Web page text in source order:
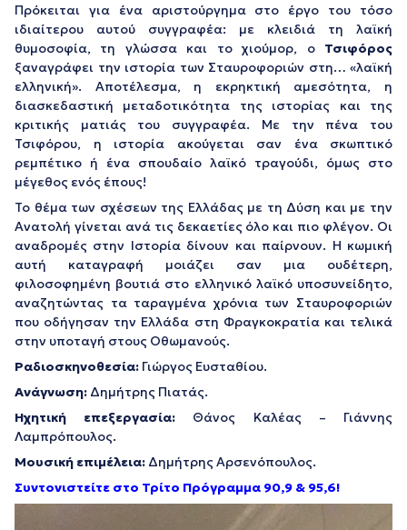
Πρόκειται για ένα αριστούργημα στο έργο του τόσο
ιδιαίτερου αυτού συγγραφέα: με κλειδιά τη λαϊκή
θυμοσοφία, τη γλώσσα και το χιούμορ, ο Τσιφόρος
ξαναγράφει την ιστορία των Σταυροφοριών στη… «λαϊκή
ελληνική». Αποτέλεσμα, η εκρηκτική αμεσότητα, η
διασκεδαστική μεταδοτικότητα της ιστορίας και της
κριτικής ματιάς του συγγραφέα. Με την πένα του
Τσιφόρου, η ιστορία ακούγεται σαν ένα σκωπτικό
ρεμπέτικο ή ένα σπουδαίο λαϊκό τραγούδι, όμως στο
μέγεθος ενός έπους!
Το θέμα των σχέσεων της Ελλάδας με τη Δύση και με την
Ανατολή γίνεται ανά τις δεκαετίες όλο και πιο φλέγον. Οι
αναδρομές στην Ιστορία δίνουν και παίρνουν. Η κωμική
αυτή καταγραφή μοιάζει σαν μια ουδέτερη,
φιλοσοφημένη βουτιά στο ελληνικό λαϊκό υποσυνείδητο,
αναζητώντας τα ταραγμένα χρόνια των Σταυροφοριών
που οδήγησαν την Ελλάδα στη Φραγκοκρατία και τελικά
στην υποταγή στους Οθωμανούς.
Ραδιοσκηνοθεσία: Γιώργος Ευσταθίου.
Ανάγνωση: Δημήτρης Πιατάς.
Ηχητική επεξεργασία: Θάνος Καλέας – Γιάννης
Λαμπρόπουλος.
Μουσική επιμέλεια: Δημήτρης Αρσενόπουλος.
Συντονιστείτε στο Τρίτο Πρόγραμμα 90,9 & 95,6!